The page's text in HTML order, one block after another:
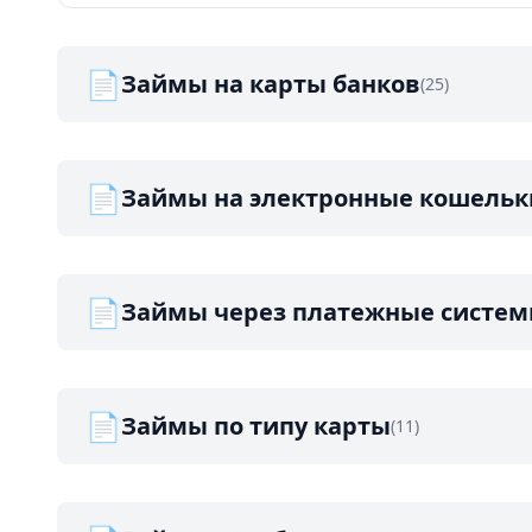
📄Займы на карты банков(25)
📄Займы на электронные
📄Займы через платежные
📄Займы по типу карты(11)